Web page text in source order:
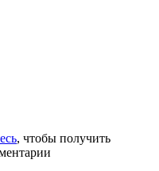
, чтобы получить